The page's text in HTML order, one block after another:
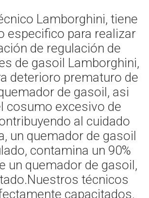
Lamborghini, tiene
especifico para realizar
de regulación de
de gasoil Lamborghini,
deterioro prematuro de
de gasoil, asi
cosumo excesivo de
al cuidado
un quemador de gasoil
contamina un 90%
un quemador de gasoil,
técnicos
capacitados,